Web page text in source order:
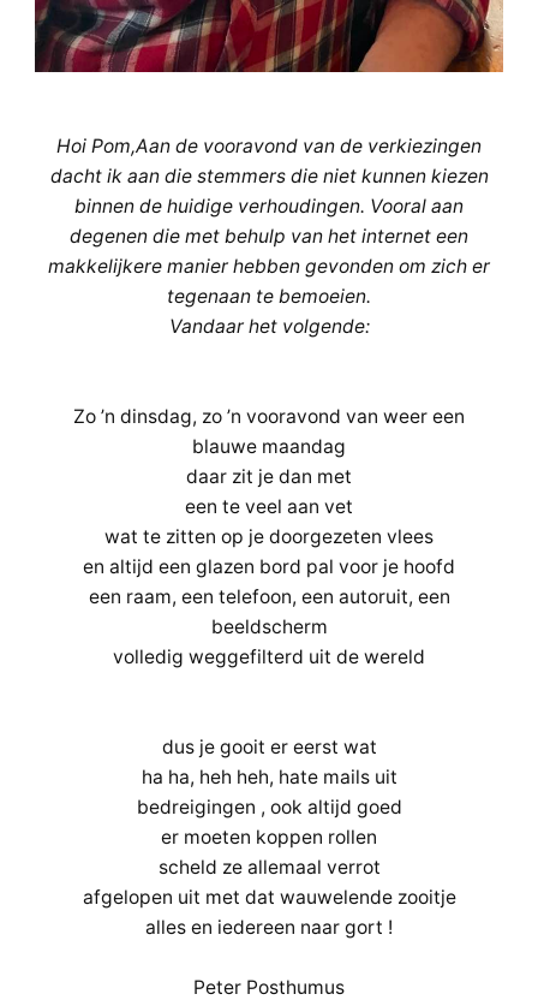
Hoi Pom,Aan de vooravond van de verkiezingen
dacht ik aan die stemmers die niet kunnen kiezen
binnen de huidige verhoudingen. Vooral aan
degenen die met behulp van het internet een
makkelijkere manier hebben gevonden om zich er
tegenaan te bemoeien.
Vandaar het volgende:
Zo ’n dinsdag, zo ’n vooravond van weer een
blauwe maandag
daar zit je dan met
een te veel aan vet
wat te zitten op je doorgezeten vlees
en altijd een glazen bord pal voor je hoofd
een raam, een telefoon, een autoruit, een
beeldscherm
volledig weggefilterd uit de wereld
dus je gooit er eerst wat
ha ha, heh heh, hate mails uit
bedreigingen , ook altijd goed
er moeten koppen rollen
scheld ze allemaal verrot
afgelopen uit met dat wauwelende zooitje
alles en iedereen naar gort !
Peter Posthumus